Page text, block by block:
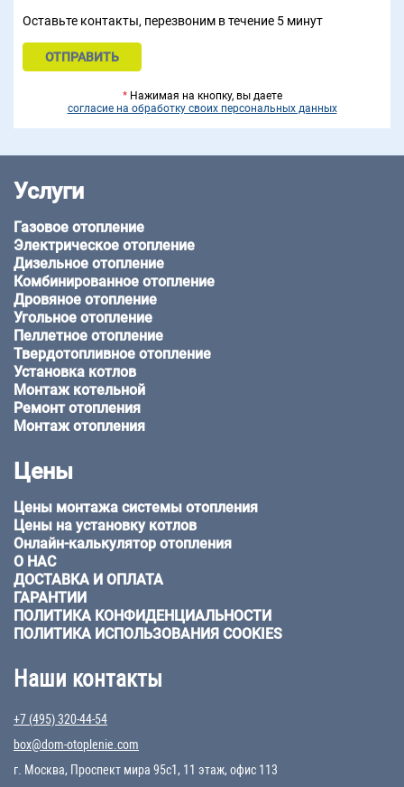
Оставьте контакты, перезвоним в течение 5 минут
*Нажимая на кнопку, вы даете
согласие на обработку своих персональных данных
Услуги
Газовое отопление
Электрическое отопление
Дизельное отопление
Комбинированное отопление
Дровяное отопление
Угольное отопление
Пеллетное отопление
Твердотопливное отопление
Установка котлов
Монтаж котельной
Ремонт отопления
Монтаж отопления
Цены
Цены монтажа системы отопления
Цены на установку котлов
Онлайн-калькулятор отопления
О НАС
ДОСТАВКА И ОПЛАТА
ГАРАНТИИ
ПОЛИТИКА КОНФИДЕНЦИАЛЬНОСТИ
ПОЛИТИКА ИСПОЛЬЗОВАНИЯ COOKIES
Наши контакты
+7 (495) 320-44-54
box@dom-otoplenie.com
г. Москва, Проспект мира 95с1, 11 этаж, офис 113